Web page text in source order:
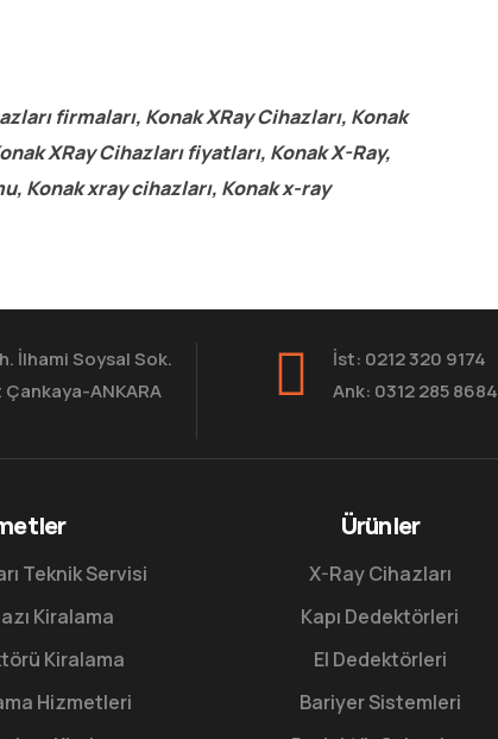
firmaları, Konak XRay Cihazları, Konak
XRay Cihazları fiyatları, Konak X-Ray,
Konak xray cihazları, Konak x-ray
İlhami Soysal Sok.
ANKARA
İst: 0212 320 9174
Ank: 0312 285 8684
Teknik Servisi
Kiralama
Kiralama
Hizmetleri
Ürünler
X-Ray Cihazları
Kapı Dedektörleri
El Dedektörleri
Bariyer Sistemleri